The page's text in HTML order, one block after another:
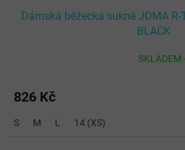
Dámská běžecká sukně JOMA R-
BLACK
SKLADEM
826 Kč
S M L 14 (XS)